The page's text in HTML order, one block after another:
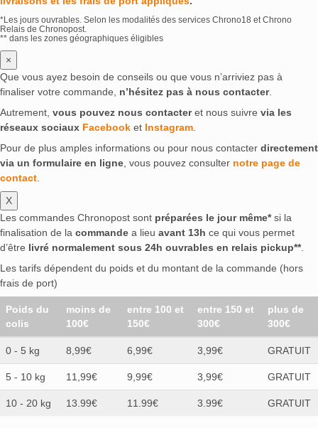
*Les jours ouvrables. Selon les modalités des services Chrono18 et Chrono
Relais de Chronopost.
** dans les zones géographiques éligibles
×
Que vous ayez besoin de conseils ou que vous n’arriviez pas à
finaliser votre commande, n’hésitez pas à nous contacter.
Autrement, vous pouvez nous contacteret nous suivre via les
réseaux sociaux Facebook et Instagram
Pour de plus amples informations ou pour nous contacter directement
via un formulaire en ligne , vous pouvez consulter notre page de
contact
X
Les commandes Chronopost sont préparées le jour même*si la
finalisation de la commande a lieu avant 13h ce qui vous permet
d’être livré normalement sous 24h ouvrables en relais pickup**.
Les tarifs dépendent du poids et du montant de la commande (hors
frais de port)
Poids du
colis
moins de
100€
entre 100 et
150€
entre 150 et
300€
plus de
300€
0 - 5 kg 8,99€ 6,99€ 3,99€ GRATUIT
5 - 10 kg 11,99€ 9,99€ 3,99€ GRATUIT
10 - 20 kg 13.99€ 11.99€ 3.99€ GRATUIT